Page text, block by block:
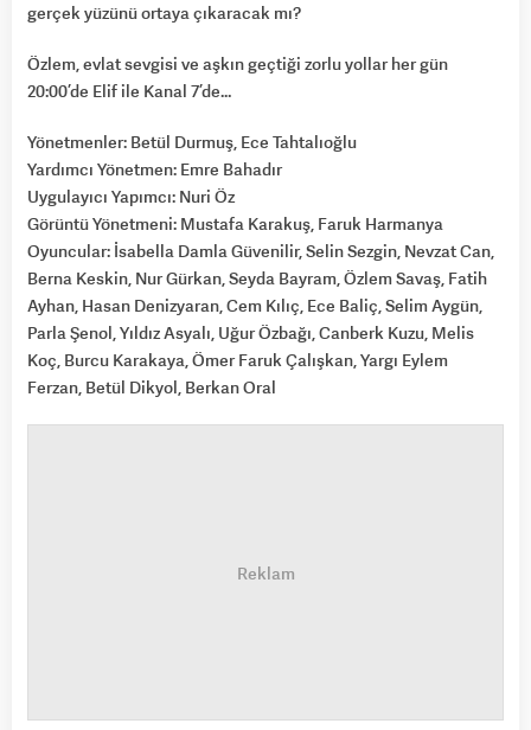
gerçek yüzünü ortaya çıkaracak mı?
Özlem, evlat sevgisi ve aşkın geçtiği zorlu yollar her gün
20:00’de Elif ile Kanal 7’de…
Yönetmenler: Betül Durmuş, Ece Tahtalıoğlu
Yardımcı Yönetmen: Emre Bahadır
Uygulayıcı Yapımcı: Nuri Öz
Görüntü Yönetmeni: Mustafa Karakuş, Faruk Harmanya
Oyuncular: İsabella Damla Güvenilir, Selin Sezgin, Nevzat Can,
Berna Keskin, Nur Gürkan, Seyda Bayram, Özlem Savaş, Fatih
Ayhan, Hasan Denizyaran, Cem Kılıç, Ece Baliç, Selim Aygün,
Parla Şenol, Yıldız Asyalı, Uğur Özbağı, Canberk Kuzu, Melis
Koç, Burcu Karakaya, Ömer Faruk Çalışkan, Yargı Eylem
Ferzan, Betül Dikyol, Berkan Oral